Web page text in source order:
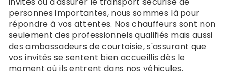
personnes importantes, nous sommes là pour
répondre à vos attentes. Nos chauffeurs sont non
seulement des professionnels qualifiés mais aussi
des ambassadeurs de courtoisie, s'assurant que
vos invités se sentent bien accueillis dès le
moment où ils entrent dans nos véhicules.